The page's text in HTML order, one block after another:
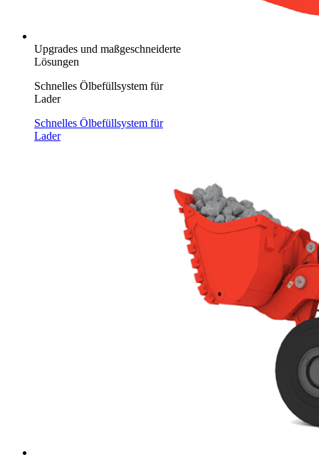
Upgrades und maßgeschneiderte
Lösungen
Schnelles Ölbefüllsystem für
Lader
Schnelles Ölbefüllsystem für
Lader